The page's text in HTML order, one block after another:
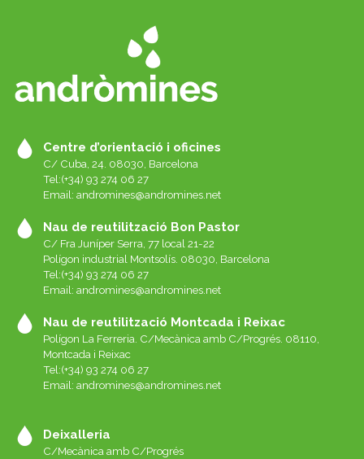
Centre d’orientació i oficines
C/ Cuba, 24. 08030, Barcelona
Tel:(+34) 93 274 06 27
Email: andromines@andromines.net
Nau de reutilització Bon Pastor
C/ Fra Juníper Serra, 77 local 21-22
Polígon industrial Montsolís. 08030, Barcelona
Tel:(+34) 93 274 06 27
Email: andromines@andromines.net
Nau de reutilització Montcada i Reixac
Polígon La Ferreria. C/Mecànica amb C/Progrés. 08110,
Montcada i Reixac
Tel:(+34) 93 274 06 27
Email: andromines@andromines.net
Deixalleria
C/Mecànica amb C/Progrés